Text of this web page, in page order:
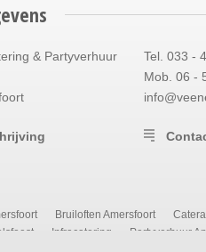
& Partyverhuur
Tel. 033 -
Mob. 06 -
Bruiloften Amersfoort
Infracatering Partyverhuur